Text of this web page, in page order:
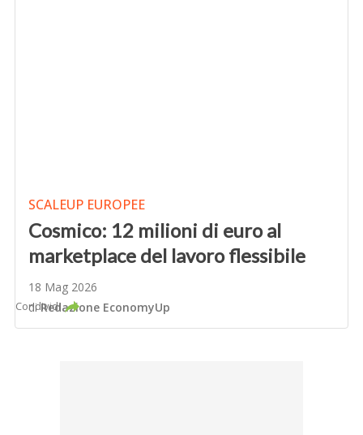
SCALEUP EUROPEE
Cosmico: 12 milioni di euro al
marketplace del lavoro flessibile
18 Mag 2026
diRedazione EconomyUp
Condividi